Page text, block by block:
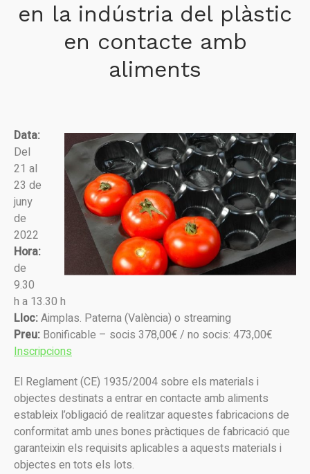
en la indústria del plàstic
en contacte amb
aliments
Data:
Del
21 al
23 de
juny
de
2022
Hora:
de
9.30
h a 13.30 h
Lloc:Aimplas. Paterna (València) o streaming
Preu: Bonificable – socis 378,00€ / no socis: 473,00€
Inscripcions
El Reglament (CE) 1935/2004 sobre els materials i
objectes destinats a entrar en contacte amb aliments
estableix l’obligació de realitzar aquestes fabricacions de
conformitat amb unes bones pràctiques de fabricació que
garanteixin els requisits aplicables a aquests materials i
objectes en tots els lots.